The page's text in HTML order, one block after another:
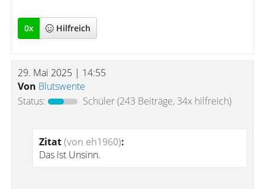
0x Hilfreich
29. Mai 2025 | 14:55
Von Blutswente
Status:
Schüler(243 Beiträge, 34x hilfreich)
Zitat(von eh1960):
Das ist Unsinn.